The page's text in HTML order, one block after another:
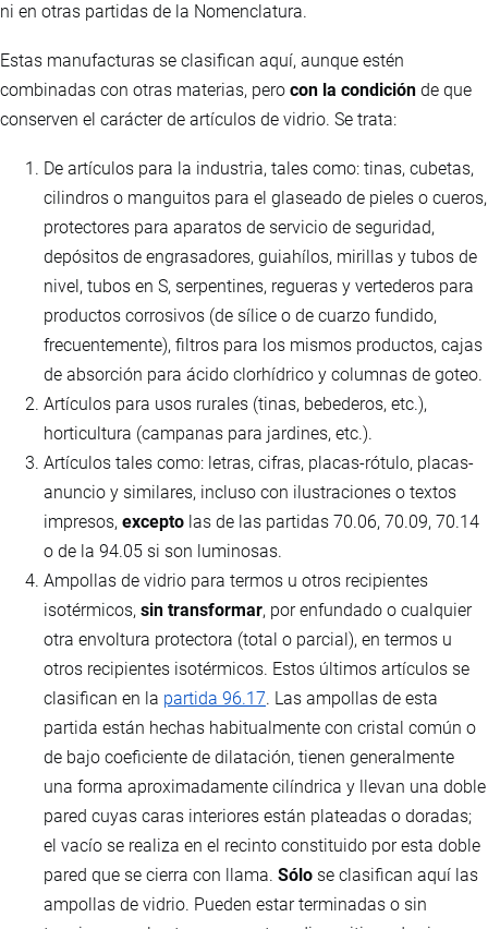
ni en otras partidas de la Nomenclatura.
Estas manufacturas se clasifican aquí, aunque estén
combinadas con otras materias, pero con la condición de que
conserven el carácter de artículos de vidrio. Se trata:
De artículos para la industria, tales como: tinas, cubetas,
cilindros o manguitos para el glaseado de pieles o cueros,
protectores para aparatos de servicio de seguridad,
depósitos de engrasadores, guiahílos, mirillas y tubos de
nivel, tubos en S, serpentines, regueras y vertederos para
productos corrosivos (de sílice o de cuarzo fundido,
frecuentemente), filtros para los mismos productos, cajas
de absorción para ácido clorhídrico y columnas de goteo.
Artículos para usos rurales (tinas, bebederos, etc.),
horticultura (campanas para jardines, etc.).
Artículos tales como: letras, cifras, placas-rótulo, placas-
anuncio y similares, incluso con ilustraciones o textos
impresos, excepto las de las partidas 70.06, 70.09, 70.14
o de la 94.05 si son luminosas.
Ampollas de vidrio para termos u otros recipientes
isotérmicos, sin transformar, por enfundado o cualquier
otra envoltura protectora (total o parcial), en termos u
otros recipientes isotérmicos. Estos últimos artículos se
clasifican en la partida 96.17. Las ampollas de esta
partida están hechas habitualmente con cristal común o
de bajo coeficiente de dilatación, tienen generalmente
una forma aproximadamente cilíndrica y llevan una doble
pared cuyas caras interiores están plateadas o doradas;
el vacío se realiza en el recinto constituido por esta doble
pared que se cierra con llama. Sólo se clasifican aquí las
ampollas de vidrio. Pueden estar terminadas o sin